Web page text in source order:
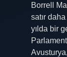
Borrell
satır
yılda bir